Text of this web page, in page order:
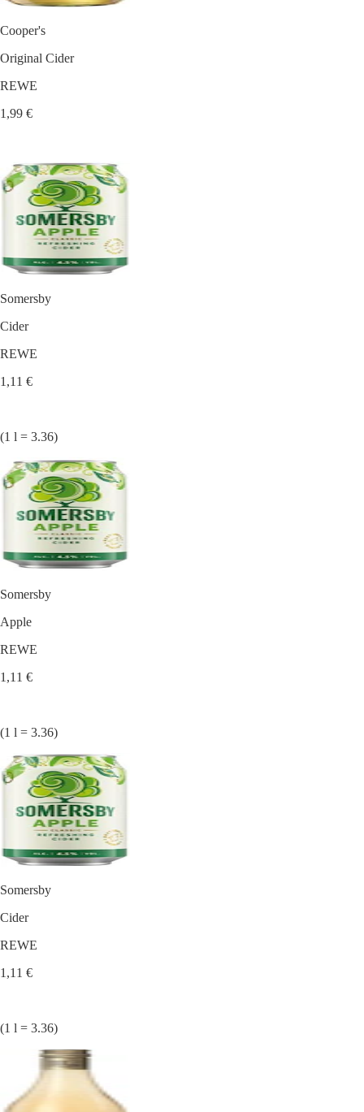
Cooper's
Original Cider
REWE
1,99 €
Somersby
Cider
REWE
1,11 €
(1 l = 3.36)
Somersby
Apple
REWE
1,11 €
(1 l = 3.36)
Somersby
Cider
REWE
1,11 €
(1 l = 3.36)